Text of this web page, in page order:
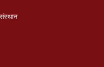
संस्थान